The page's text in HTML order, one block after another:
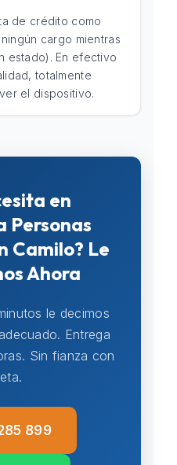
de crédito como
cargo mientras
estado). En efectivo
totalmente
el dispositivo.
en
Personas
Camilo? Le
Ahora
le decimos
Entrega
Sin fianza con
899